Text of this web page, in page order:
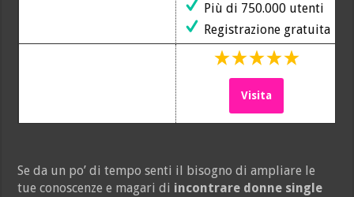
Più di 750.000 utenti
Registrazione gratuita
Visita
Se da un po’ di tempo senti il bisogno di ampliare le
tue conoscenze e magari di incontrare donne single